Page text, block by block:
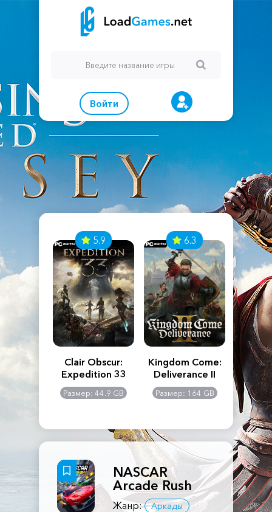
Войти
Creed
5.9
Clair Obscur:
Expedition 33
Размер: 44.9 GB
6.3
Kingdom Come:
Deliverance II
Размер: 164 GB
The
NASCAR
Arcade Rush
Жанр:
Аркады